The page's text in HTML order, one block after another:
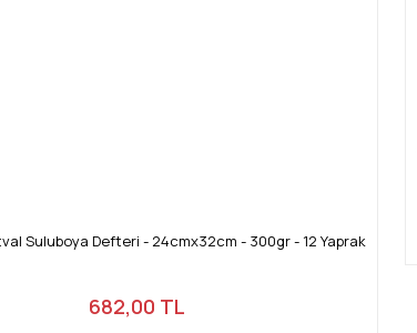
Suluboya Defteri - 24cmx32cm - 300gr - 12 Yaprak
682,00 TL